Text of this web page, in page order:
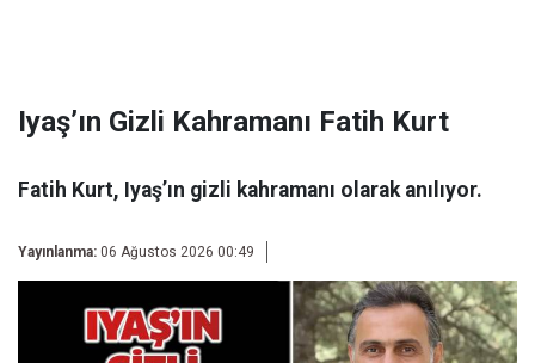
Iyaş’ın Gizli Kahramanı Fatih Kurt
Fatih Kurt, Iyaş’ın gizli kahramanı olarak anılıyor.
Yayınlanma: 06 Ağustos 2026 00:49